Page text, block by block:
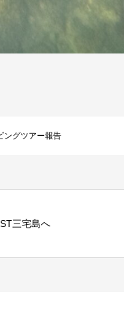
ングツアー報告
三宅島へ